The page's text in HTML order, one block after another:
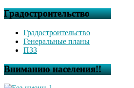
Градостроительство
Градостроительство
Генеральные планы
ПЗЗ
Вниманию населения!!